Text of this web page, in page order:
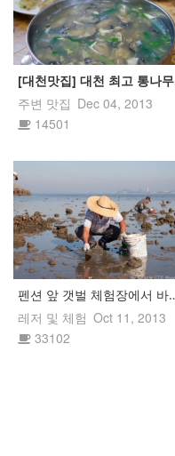
[대천맛집] 대천 최고 통나
주변 맛집 Dec 04, 2013
14501
펜션 앞 갯벌 체험장에서 바
레저 및 체험 Oct 11, 2013
33102